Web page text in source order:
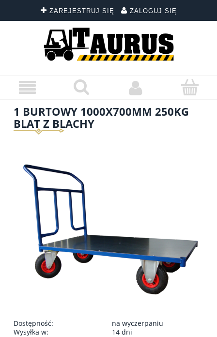
ZAREJESTRUJ SIĘ ZALOGUJ SIĘ
1 BURTOWY 1000X700MM 250KG
BLAT Z BLACHY
Dostępność:
na wyczerpaniu
Wysyłka w:
14 dni